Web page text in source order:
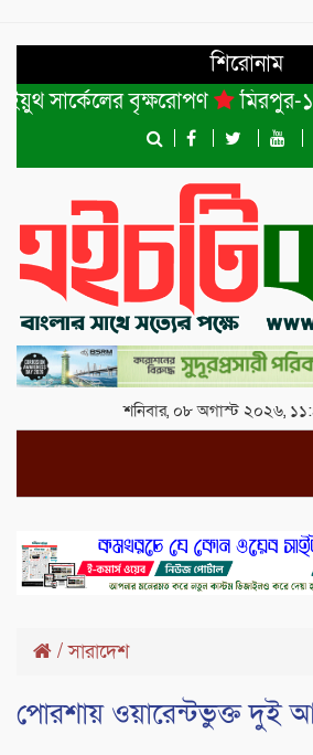
শিরোনাম
বৃক্ষরোপণ
মিরপুর-১১
শনিবার, ০৮ অগাস্ট ২০২৬,
/সারাদেশ
পোরশায় ওয়ারেন্টভুক্ত দুই